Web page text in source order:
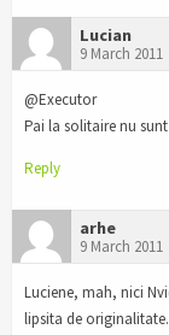
Lucian
9 March 2011
@Executor
Pai la solitaire nu
Reply
arhe
9 March 2011
Luciene, mah, nici
lipsita de